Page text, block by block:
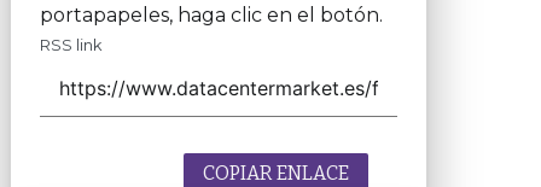
portapapeles, haga clic en el botón.
RSS link
COPIAR ENLACE